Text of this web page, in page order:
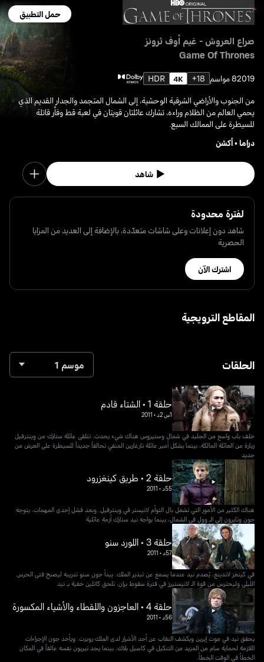
حمل التطبيق
صراع العروش - غيم أوف ثرونز
Game Of Thrones
20198 مواسم 18+
HDR
من الجنوب والأراضي الشرقية الوحشية، إلى الشمال المتجمد والجدار القديم الذي
يحمي العالم من الظلام وراءه، تشارك عائلتان قويتان في لعبة قط وفأر قاتلة
للسيطرة على الممالك السبع.
دراما•أكشن
شاهد
لفترة محدودة
شاهد دون إعلانات وعلى شاشات متعدّدة، بالإضافة إلى العديد من المزايا
الحصرية
اشترك الآن
المقاطع الترويجية
الحلقات موسم 1
حلقة 1 • الشتاء قادم
1س 2د •
2011
خلف باب واسع من الجليد في شمال وستيروس هناك شيء يحدث. تتلقى عائلة ستارك من وينترفيل
زيارة من العائلة المالكة، بينما يشكل أمير عائلة تارغارين المنفي تحالفاً جديداً للسيطرة على العرش من
جديد
حلقة 2 • طريق كينغزرود
55د •
2011
هناك الكثير من الأمور التي تشغل بال التوأم لانيستر في وينترفيل. وبعد فشل إحدى المهمات، يتوجه
جون وتايرون إلى الـ وول في الشمال، بينما يواجه نيد ستارك أزمة عائلية
حلقة 3 • اللورد سنو
57د •
2011
في كينغز لاندينغ، يُصدم نيد عندما يسمع عن تبذير الملك. يبدأ جون سنو تدريبه ليصبح فتى الحرس
الليلي وليحترس من قوة الـ لانيستيرز في فترة سقوط بران، تلحق كاتلين خفية بـ نيد
حلقة 4 • العاجزون واللقطاء والأشياء المكسورة
56د •
2011
يحقق نيد في موت إيرين ويكشف النقاب عن أحد الأشرار لدى الملك روبرت. ويأخذ جون الإجراءات
اللازمة لحماية سام من المزيد من التنكيل في كاسيل بلاك، بينما يجد تيريون نفسه عالقاً في المكان
الخطأ في الوقت الخطأ.